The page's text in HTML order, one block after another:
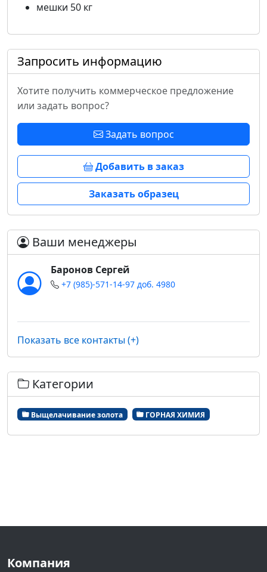
мешки 50 кг
Запросить информацию
Хотите получить коммерческое предложение
или задать вопрос?
Задать вопрос
Добавить в заказ
Заказать образец
Ваши менеджеры
Баронов Сергей
+7 (985)-571-14-97 доб. 4980
Показать все контакты (+)
Категории
Выщелачивание золота ГОРНАЯ ХИМИЯ
Компания